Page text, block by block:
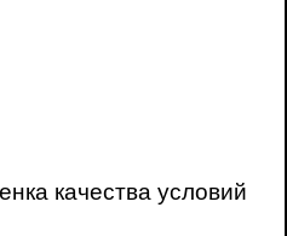
качества условий